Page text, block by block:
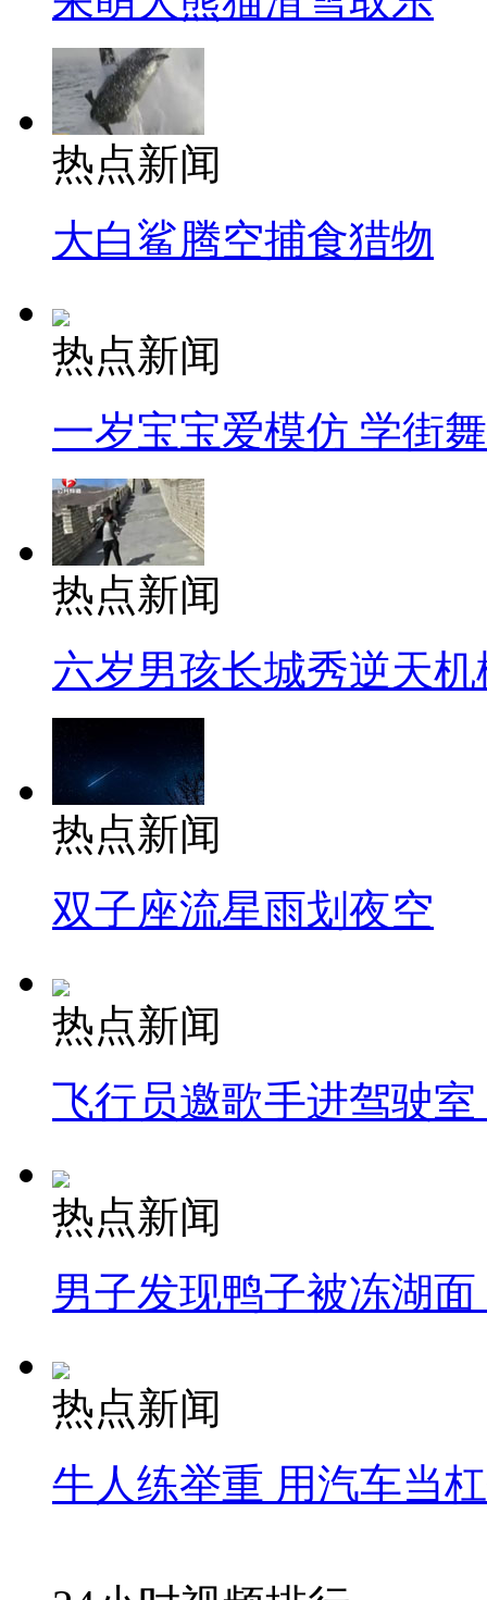
热点新闻
大白鲨腾空捕食猎物
热点新闻
一岁宝宝爱模仿 学街
热点新闻
六岁男孩长城秀逆天机
热点新闻
双子座流星雨划夜空
热点新闻
飞行员邀歌手进驾驶
热点新闻
男子发现鸭子被冻湖
热点新闻
牛人练举重 用汽车当